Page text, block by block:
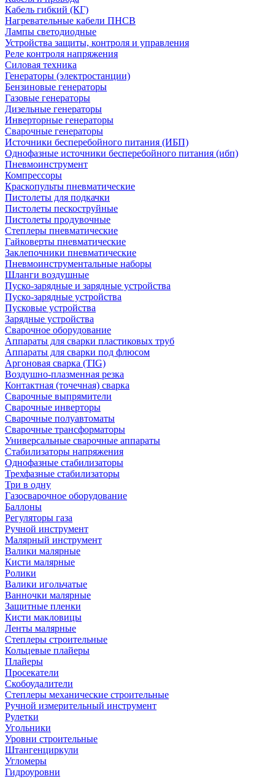
Кабель гибкий (КГ)
Нагревательные кабели ПНСВ
Лампы светодиодные
Устройства защиты, контроля и управления
Реле контроля напряжения
Силовая техника
Генераторы (электростанции)
Бензиновые генераторы
Газовые генераторы
Дизельные генераторы
Инверторные генераторы
Сварочные генераторы
Источники бесперебойного питания (ИБП)
Однофазные источники бесперебойного питания (ибп)
Пневмоинструмент
Компрессоры
Краскопульты пневматические
Пистолеты для подкачки
Пистолеты пескоструйные
Пистолеты продувочные
Степлеры пневматические
Гайковерты пневматические
Заклепочники пневматические
Пневмоинструментальные наборы
Шланги воздушные
Пуско-зарядные и зарядные устройства
Пуско-зарядные устройства
Пусковые устройства
Зарядные устройства
Сварочное оборудование
Аппараты для сварки пластиковых труб
Аппараты для сварки под флюсом
Аргоновая сварка (TIG)
Воздушно-плазменная резка
Контактная (точечная) сварка
Сварочные выпрямители
Сварочные инверторы
Сварочные полуавтоматы
Сварочные трансформаторы
Универсальные сварочные аппараты
Стабилизаторы напряжения
Однофазные стабилизаторы
Трехфазные стабилизаторы
Три в одну
Газосварочное оборудование
Баллоны
Регуляторы газа
Ручной инструмент
Малярный инструмент
Валики малярные
Кисти малярные
Ролики
Валики игольчатые
Ванночки малярные
Защитные пленки
Кисти макловицы
Ленты малярные
Степлеры строительные
Кольцевые плайеры
Плайеры
Просекатели
Скобоудалители
Степлеры механические строительные
Ручной измерительный инструмент
Рулетки
Угольники
Уровни строительные
Штангенциркули
Угломеры
Гидроуровни